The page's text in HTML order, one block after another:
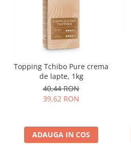
Topping Tchibo Pure crema
de lapte, 1kg
40,44 RON
39,62 RON
ADAUGA IN COS